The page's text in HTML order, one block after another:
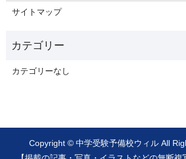
サイトマップ
カテゴリーなし
Copyright © 中学受験予備校ウィル All